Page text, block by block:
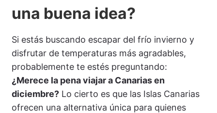
una buena idea?
Si estás buscando escapar del frío invierno y
disfrutar de temperaturas más agradables,
probablemente te estés preguntando:
¿Merece la pena viajar a Canarias en
diciembre? Lo cierto es que las Islas Canarias
ofrecen una alternativa única para quienes